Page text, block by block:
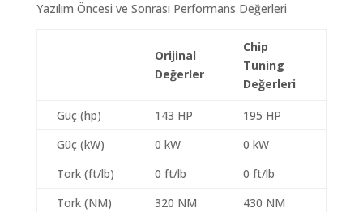
Yazılım Öncesi ve Sonrası Performans Değerleri
Orijinal
Değerler
Chip
Tuning
Değerleri
Güç (hp) 143 HP
195 HP
Güç (kW)
0 kW
0 kW
Tork (ft/lb)
0 ft/lb
0 ft/lb
Tork (NM)
320 NM
430 NM